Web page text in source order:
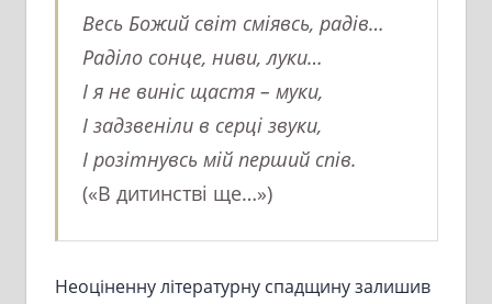
Весь Божий світ сміявсь, радів…
Раділо сонце, ниви, луки…
І я не виніс щастя – муки,
І задзвеніли в серці звуки,
І розітнувсь мій перший спів.
(«В дитинстві ще…»)
Неоціненну літературну спадщину залишив